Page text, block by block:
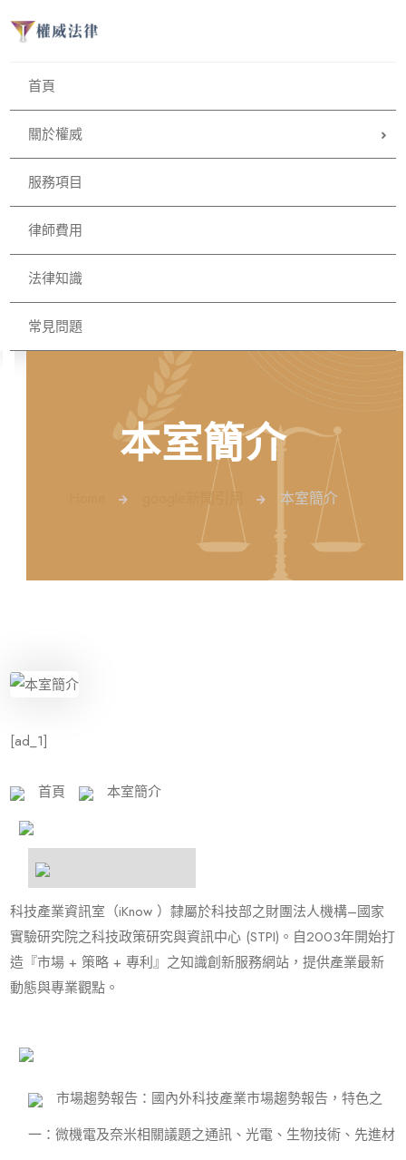
首頁
關於權威
服務項目
律師費用
法律知識
常見問題
本室簡介
google新聞引用 本室簡介
[ad_1]
首頁 本室簡介
科技產業資訊室（iKnow ）隸屬於科技部之財團法人機構–國家
實驗研究院之科技政策研究與資訊中心 (STPI)。自2003年開始打
造『市場 + 策略 + 專利』之知識創新服務網站，提供產業最新
動態與專業觀點。
市場趨勢報告 ：國內外科技產業市場趨勢報告，特色之
一：微機電及奈米相關議題之通訊、光電、生物技術、先進材